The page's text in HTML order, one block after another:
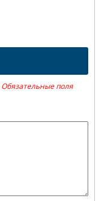
Обязательные поля